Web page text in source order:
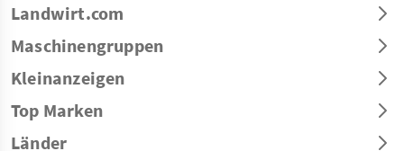
Landwirt.com
Maschinengruppen
Kleinanzeigen
Top Marken
Länder